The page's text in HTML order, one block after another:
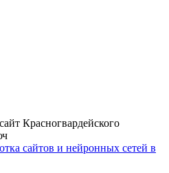
Красногвардейского
сайтов и нейронных сетей в